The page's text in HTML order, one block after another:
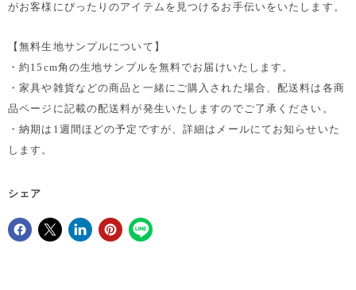
がお客様にぴったりのアイテムを見つけるお手伝いをいたします。
【無料生地サンプルについて】
・約15cm角の生地サンプルを無料でお届けいたします。
・家具や雑貨などの商品と一緒にご購入された場合、配送料は各商
品ページに記載の配送料が発生いたしますのでご了承ください。
・納期は1週間ほどの予定ですが、詳細はメールにてお知らせいた
します。
シェア